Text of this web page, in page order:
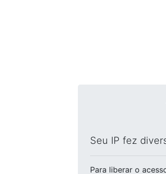
Seu IP fez
Para liberar o